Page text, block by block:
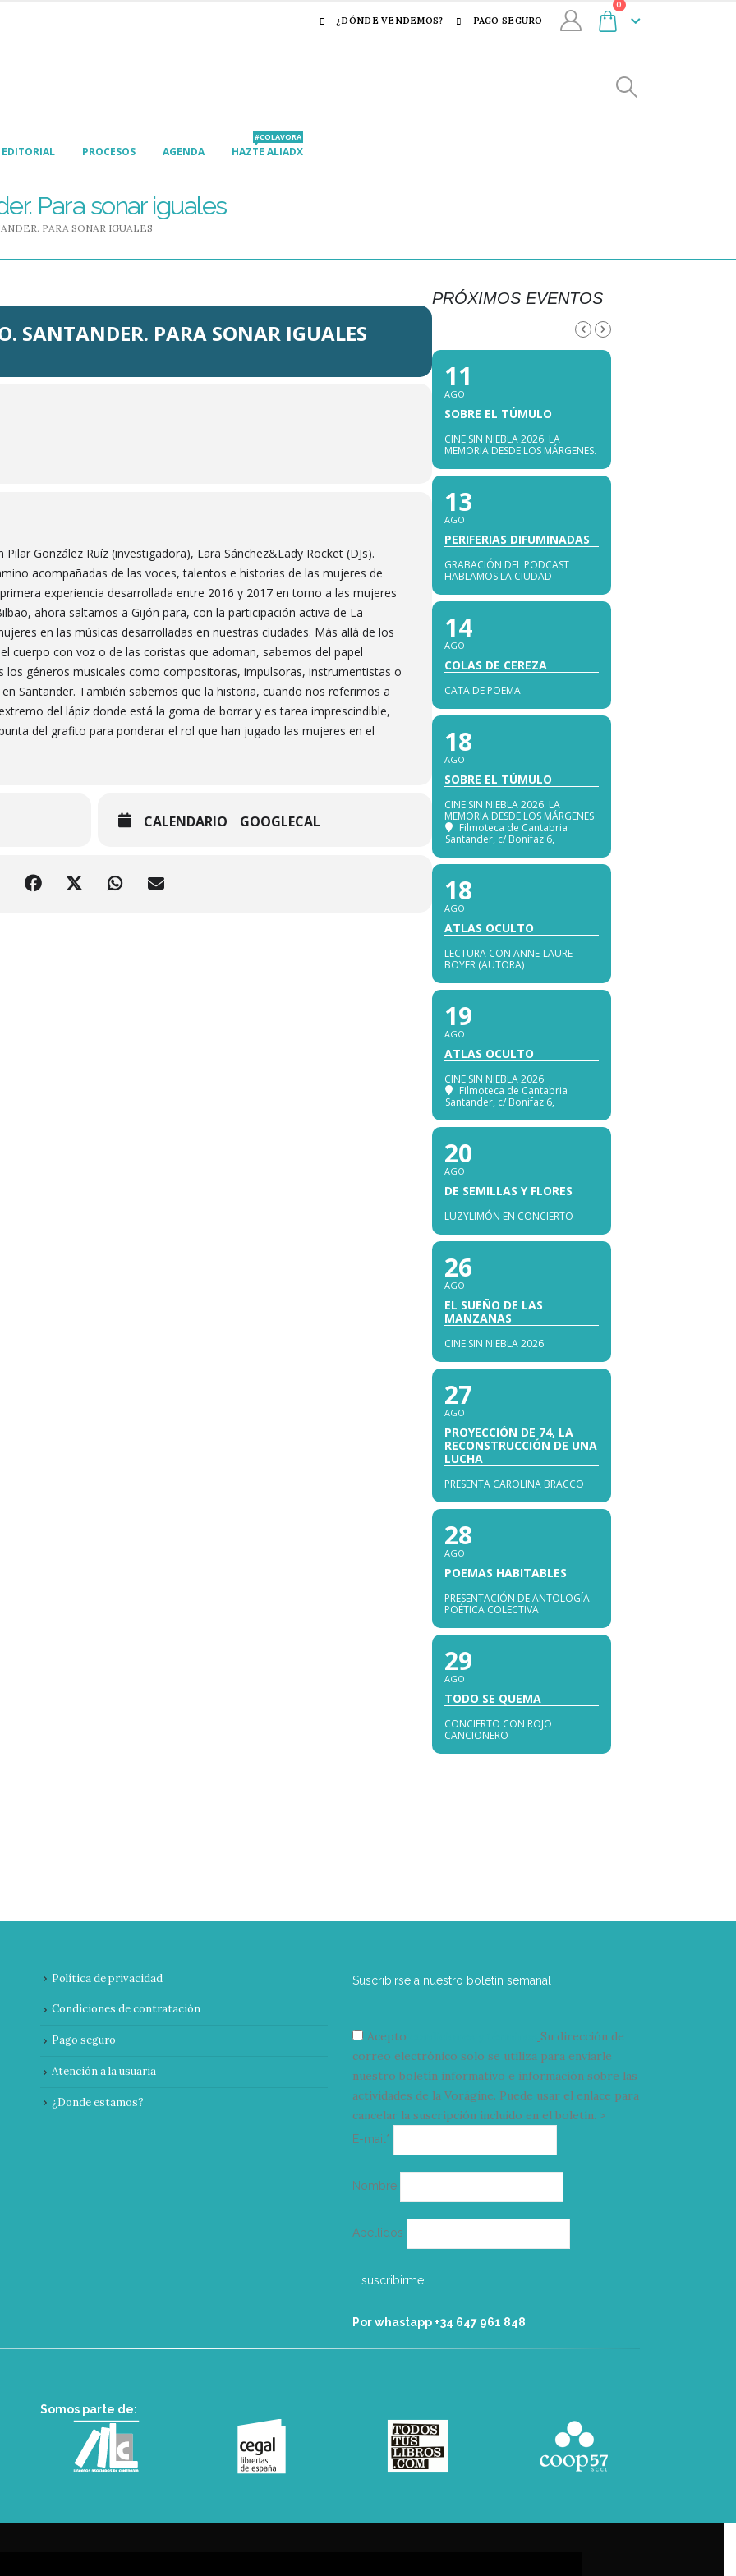
¿DÓNDE VENDEMOS? PAGO SEGURO
0
EDITORIAL PROCESOS AGENDA HAZTE ALIADX
#COLAVORA
Para sonar iguales
PARA SONAR IGUALES
SANTANDER. PARA SONAR IGUALES
González Ruíz (investigadora), Lara Sánchez&Lady Rocket (DJs).
acompañadas de las voces, talentos e historias de las mujeres de
experiencia desarrollada entre 2016 y 2017 en torno a las mujeres
ahora saltamos a Gijón para, con la participación activa de La
en las músicas desarrolladas en nuestras ciudades. Más allá de los
cuerpo con voz o de las coristas que adornan, sabemos del papel
géneros musicales como compositoras, impulsoras, instrumentistas o
Santander. También sabemos que la historia, cuando nos referimos a
del lápiz donde está la goma de borrar y es tarea imprescindible,
del grafito para ponderar el rol que han jugado las mujeres en el
CALENDARIO GOOGLECAL
PRÓXIMOS EVENTOS
11
AGO
SOBRE EL TÚMULO
CINE SIN NIEBLA 2026. LA
MEMORIA DESDE LOS MÁRGENES.
13
AGO
PERIFERIAS DIFUMINADAS
GRABACIÓN DEL PODCAST
HABLAMOS LA CIUDAD
14
AGO
COLAS DE CEREZA
CATA DE POEMA
18
AGO
SOBRE EL TÚMULO
CINE SIN NIEBLA 2026. LA
MEMORIA DESDE LOS MÁRGENES
Filmoteca de Cantabria
Santander, c/ Bonifaz 6,
18
AGO
ATLAS OCULTO
LECTURA CON ANNE-LAURE
BOYER (AUTORA)
19
AGO
ATLAS OCULTO
CINE SIN NIEBLA 2026
Filmoteca de Cantabria
Santander, c/ Bonifaz 6,
20
AGO
DE SEMILLAS Y FLORES
LUZYLIMÓN EN CONCIERTO
26
AGO
EL SUEÑO DE LAS
MANZANAS
CINE SIN NIEBLA 2026
27
AGO
PROYECCIÓN DE 74, LA
RECONSTRUCCIÓN DE UNA
LUCHA
PRESENTA CAROLINA BRACCO
28
AGO
POEMAS HABITABLES
PRESENTACIÓN DE ANTOLOGÍA
POÉTICA COLECTIVA
29
AGO
TODO SE QUEMA
CONCIERTO CON ROJO
CANCIONERO
Política de privacidad
Condiciones de contratación
Pago seguro
Atención a la usuaria
¿Donde estamos?
Suscribirse a nuestro boletín semanal
Acepto
Su dirección de
correo electrónico solo se utiliza para enviarle
nuestro boletín informativo e información sobre las
actividades de la Vorágine. Puede usar el enlace para
cancelar la suscripción incluido en el boletín. >
E-mail*
electrónico
Nombre
Apellidos
Por whastapp +34 ‭647 961 848‬
Somos parte de: